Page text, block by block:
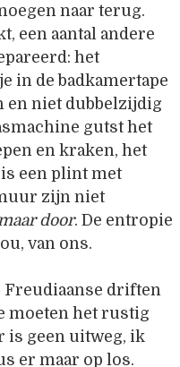
naar terug.
een aantal andere
het
in de badkamertape
en niet dubbelzijdig
gutst het
en kraken, het
een plint met
zijn niet
door. De entropie
van ons.
Freudiaanse driften
moeten het rustig
is geen uitweg, ik
er maar op los.